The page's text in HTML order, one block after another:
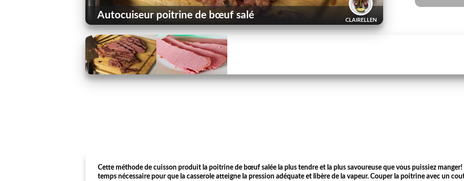
CLAIRELLEN
Autocuiseur poitrine de bœuf salé
Cette méthode de cuisson produit la poitrine de bœuf salée la plus tendre et la plus savoureuse que vous puissiez
temps nécessaire pour que la casserole atteigne la pression adéquate et libère de la vapeur. Couper la poitrine avec un